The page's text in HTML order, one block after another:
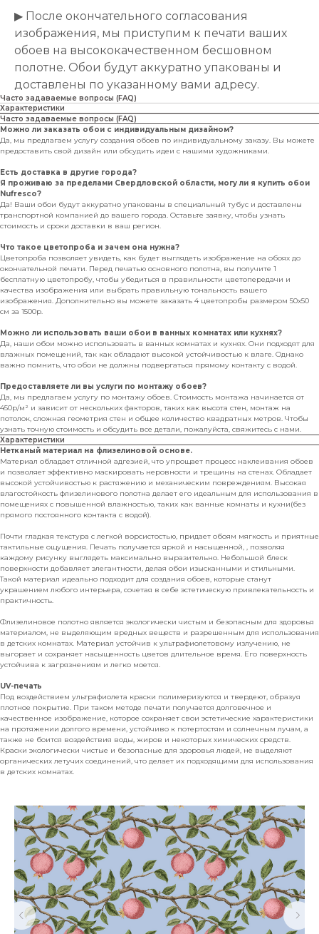
▶ После окончательного согласования
изображения, мы приступим к печати ваших
обоев на высококачественном бесшовном
полотне. Обои будут аккуратно упакованы и
доставлены по указанному вами адресу.
Часто задаваемые вопросы (FAQ)
Характеристики
Часто задаваемые вопросы (FAQ)
Можно ли заказать обои с индивидуальным дизайном?
Да, мы предлагаем услугу создания обоев по индивидуальному заказу. Вы можете
предоставить свой дизайн или обсудить идеи с нашими художниками.
Есть доставка в другие города?
Я проживаю за пределами Свердловской области, могу ли я купить обои
Nufresco?
Да! Ваши обои будут аккуратно упакованы в специальный тубус и доставлены
транспортной компанией до вашего города. Оставьте заявку, чтобы узнать
стоимость и сроки доставки в ваш регион.
Что такое цветопроба и зачем она нужна?
Цветопроба позволяет увидеть, как будет выглядеть изображение на обоях до
окончательной печати. Перед печатью основного полотна, вы получите 1
бесплатную цветопробу, чтобы убедиться в правильности цветопередачи и
качества изображения или выбрать правильную тональность вашего
изображения. Дополнительно вы можете заказать 4 цветопробы размером 50х50
см за 1500р.
Можно ли использовать ваши обои в ванных комнатах или кухнях?
Да, наши обои можно использовать в ванных комнатах и кухнях. Они подходят для
влажных помещений, так как обладают высокой устойчивостью к влаге. Однако
важно помнить, что обои не должны подвергаться прямому контакту с водой.
Предоставляете ли вы услуги по монтажу обоев?
Да, мы предлагаем услугу по монтажу обоев. Стоимость монтажа начинается от
450р/м² и зависит от нескольких факторов, таких как высота стен, монтаж на
потолок, сложная геометрия стен и общее количество квадратных метров. Чтобы
узнать точную стоимость и обсудить все детали, пожалуйста, свяжитесь с нами.
Характеристики
Нетканый материал на флизелиновой основе.
Материал обладает отличной адгезией, что упрощает процесс наклеивания обоев
и позволяет эффективно маскировать неровности и трещины на стенах. Обладает
высокой устойчивостью к растяжению и механическим повреждениям. Высокая
влагостойкость флизелинового полотна делает его идеальным для использования в
помещениях с повышенной влажностью, таких как ванные комнаты и кухни(без
прямого постоянного контакта с водой).
Почти гладкая текстура с легкой ворсистостью, придает обоям мягкость и приятные
тактильные ощущения. Печать получается яркой и насыщенной, , позволяя
каждому рисунку выглядеть максимально выразительно. Небольшой блеск
поверхности добавляет элегантности, делая обои изысканными и стильными.
Такой материал идеально подходит для создания обоев, которые станут
украшением любого интерьера, сочетая в себе эстетическую привлекательность и
практичность.
Флизелиновое полотно является экологически чистым и безопасным для здоровья
материалом, не выделяющим вредных веществ и разрешенным для использования
в детских комнатах. Материал устойчив к ультрафиолетовому излучению, не
выгорает и сохраняет насыщенность цветов длительное время. Его поверхность
устойчива к загрязнениям и легко моется.
UV-печать
Под воздействием ультрафиолета краски полимеризуются и твердеют, образуя
плотное покрытие. При таком методе печати получается долговечное и
качественное изображение, которое сохраняет свои эстетические характеристики
на протяжении долгого времени, устойчиво к потертостям и солнечным лучам, а
также не боится воздействия воды, жиров и некоторых химических средств.
Краски экологически чистые и безопасные для здоровья людей, не выделяют
органических летучих соединений, что делает их подходящими для использования
в детских комнатах.